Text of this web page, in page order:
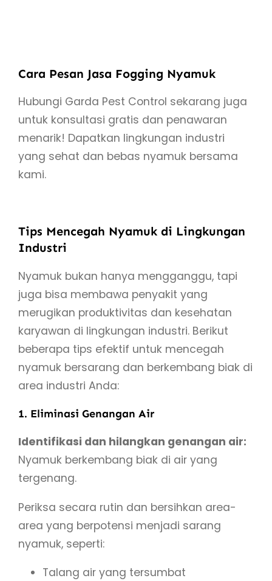
Cara Pesan Jasa Fogging Nyamuk
Hubungi Garda Pest Control sekarang juga
untuk konsultasi gratis dan penawaran
menarik! Dapatkan lingkungan industri
yang sehat dan bebas nyamuk bersama
kami.
Tips Mencegah Nyamuk di Lingkungan
Industri
Nyamuk bukan hanya mengganggu, tapi
juga bisa membawa penyakit yang
merugikan produktivitas dan kesehatan
karyawan di lingkungan industri. Berikut
beberapa tips efektif untuk mencegah
nyamuk bersarang dan berkembang biak di
area industri Anda:
1. Eliminasi Genangan Air
Identifikasi dan hilangkan genangan air:
Nyamuk berkembang biak di air yang
tergenang.
Periksa secara rutin dan bersihkan area-
area yang berpotensi menjadi sarang
nyamuk, seperti:
Talang air yang tersumbat